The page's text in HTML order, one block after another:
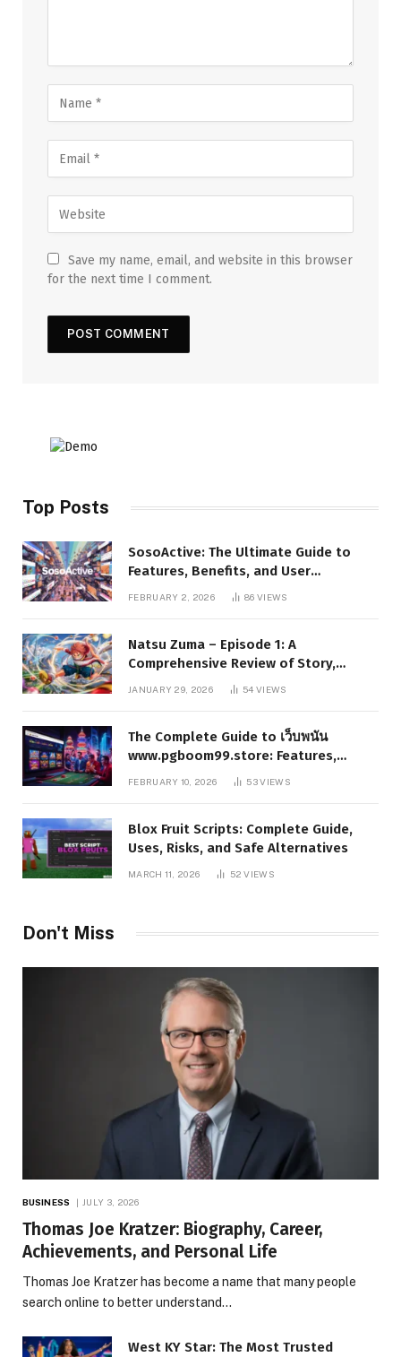
Save my name, email, and website in this browser
for the next time I comment.
Top Posts
SosoActive: The Ultimate Guide to
Features, Benefits, and User
FEBRUARY 2, 2026 86VIEWS
Natsu Zuma – Episode 1: A
Comprehensive Review of Story,
Characters, and Series Foundations
JANUARY 29, 2026 54VIEWS
The Complete Guide to เว็บพนัน
www.pgboom99.store: Features,
Benefits, and Winning Strategies
FEBRUARY 10, 2026 53VIEWS
Blox Fruit Scripts: Complete Guide,
Uses, Risks, and Safe Alternatives
MARCH 11, 2026 52VIEWS
Don't Miss
BUSINESS JULY 3, 2026
Thomas Joe Kratzer: Biography, Career,
Achievements, and Personal Life
Thomas Joe Kratzer has become a name that many people
search online to better understand…
West KY Star: The Most Trusted